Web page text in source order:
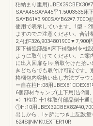
狛納まり重用
SAYA45SAYA45平1.5003535床
使用で表示しています。1型・
ますのでご注意ください。合計
2,4ばF326,9034801900▼7,900
床下補強部品※床下補強材を柱
ように取付けてください。ご
に出入回扉をlヶ所取付けた拾
きどちらでも取付け可能です。
格梱包内容拾い出し方法ブラウ
ー自在柱H:08用
6個部材キャンプ(上下用)告2個
=〉1柱①l十1柱取付部品倒十通
①H:10用
出しから、lヶ所につき上記数量
624S‖NMKttEXTER10R